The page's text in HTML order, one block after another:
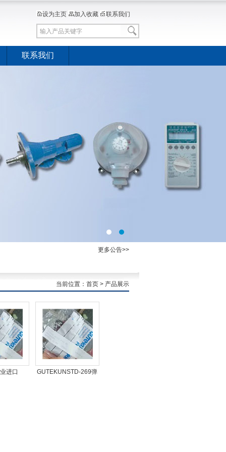
设为主页 加入收藏 联系我们
联系我们
更多公告>>
当前位置： 首页 > 产品展示
进口
GUTEKUNSTD-269弹